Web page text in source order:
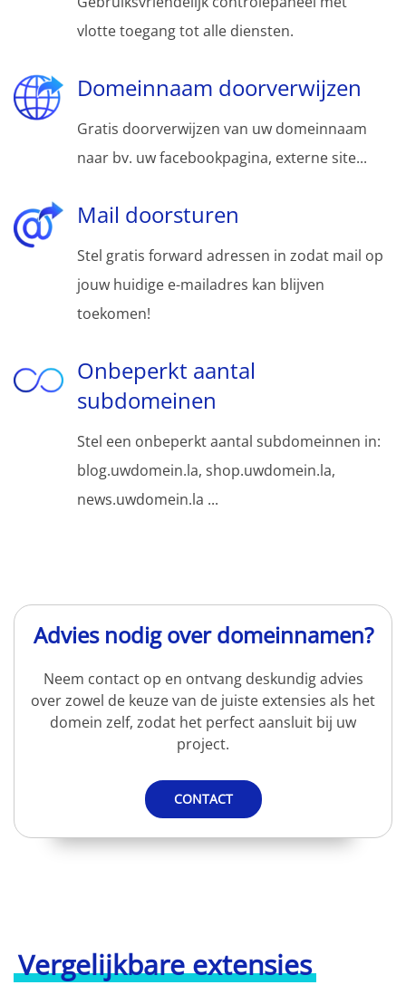
vlotte toegang tot alle diensten.
Domeinnaam doorverwijzen
Gratis doorverwijzen van uw domeinnaam
naar bv. uw facebookpagina, externe site...
Mail doorsturen
Stel gratis forward adressen in zodat mail op
jouw huidige e-mailadres kan blijven
toekomen!
Onbeperkt aantal
subdomeinen
Stel een onbeperkt aantal subdomeinnen in:
blog.uwdomein.la, shop.uwdomein.la,
news.uwdomein.la ...
Advies nodig over domeinnamen?
Neem contact op en ontvang deskundig advies
over zowel de keuze van de juiste extensies als het
domein zelf, zodat het perfect aansluit bij uw
project.
CONTACT
Vergelijkbare extensies